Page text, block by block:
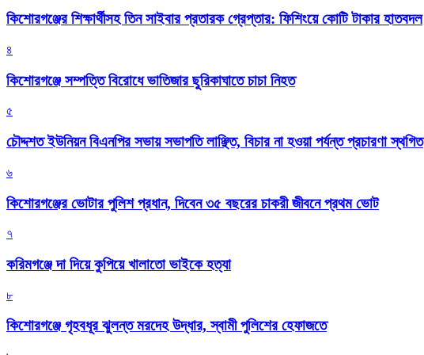
কিশোরগঞ্জের শিক্ষার্থীসহ তিন সাইবার প্রতারক গ্রেপ্তার: ফিশিংয়ে কোটি টাকার হাতবদল
৪
কিশোরগঞ্জে সম্পত্তি বিরোধে ভাতিজার ছুরিকাঘাতে চাচা নিহত
৫
চৌদ্দশত ইউনিয়ন বিএনপির সভায় সভাপতি লাঞ্ছিত, বিচার না হওয়া পর্যন্ত প্রচারণা স্থগিত
৬
কিশোরগঞ্জের ভোটার পুলিশ প্রধান, দিবেন ৩৫ বছরের চাকরী জীবনে প্রথম ভোট
৭
করিমগঞ্জে দা দিয়ে কুপিয়ে খালাতো ভাইকে হত্যা
৮
কিশোরগঞ্জে গৃহবধূর ঝুলন্ত মরদেহ উদ্ধার, স্বামী পুলিশের হেফাজতে